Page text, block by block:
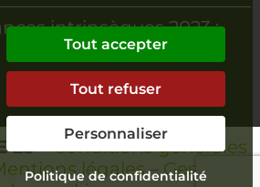
intrinsèques 2023 :
25–Conditions générales
légales–Gestion
Tout accepter
Tout refuser
Personnaliser
Politique de confidentialité